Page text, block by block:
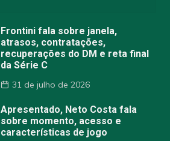
Frontini fala sobre janela,
atrasos, contratações,
recuperações do DM e reta final
da Série C
31 de julho de 2026
Apresentado, Neto Costa fala
sobre momento, acesso e
características de jogo